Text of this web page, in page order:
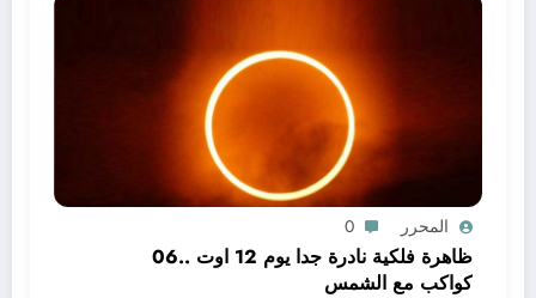
المحرر 0
ظاهرة فلكية نادرة جدا يوم 12 اوت ..06
كواكب مع الشمس